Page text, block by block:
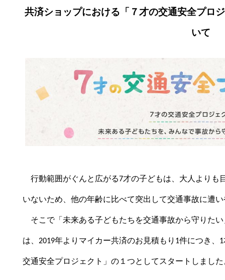
共済ショップにおける「 ７才の交通安全プロ
いて
行動範囲がぐんと広がる7才の子どもは、大人よりも
いないため、他の年齢に比べて突出して交通事故に遭
そこで「未来ある子どもたちを交通事故から守りた
は、 2019年よりマイカー共済のお見積もり 1件につき 1
交通安全プロジェクト」の１つとしてスタートしました